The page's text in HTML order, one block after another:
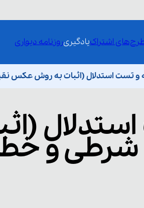
اشتراکیادگیریروزنامه دیواری
تست استدلال (اثبات به روش عکس
و